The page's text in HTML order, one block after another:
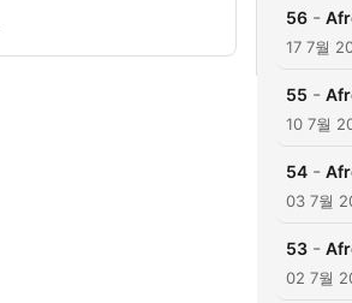
56 -
17 7월
55 -
10 7월
54 -
03 7월
53 -
02 7월